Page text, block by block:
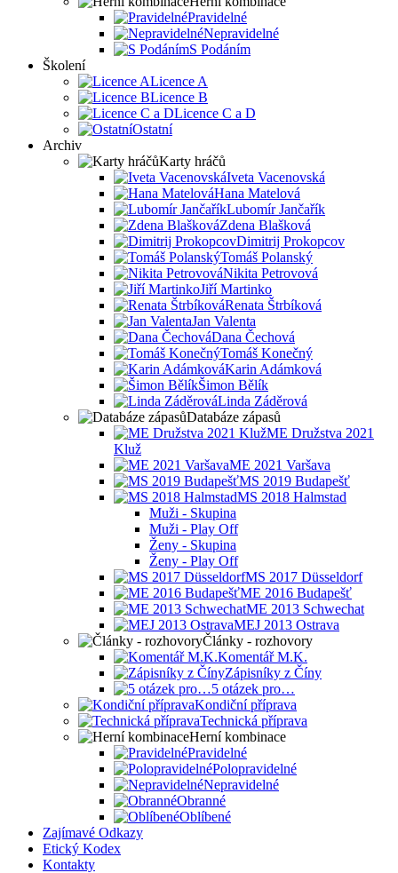
Pravidelné
Nepravidelné
S Podáním
Školení
Licence A
Licence B
Licence C a D
Ostatní
Archiv
Karty hráčů
Iveta Vacenovská
Hana Matelová
Lubomír Jančařík
Zdena Blašková
Dimitrij Prokopcov
Tomáš Polanský
Nikita Petrovová
Jiří Martinko
Renata Štrbíková
Jan Valenta
Dana Čechová
Tomáš Konečný
Karin Adámková
Šimon Bělík
Linda Záděrová
Databáze zápasů
ME Družstva 2021
Kluž
ME 2021 Varšava
MS 2019 Budapešť
MS 2018 Halmstad
Muži - Skupina
Muži - Play Off
Ženy - Skupina
Ženy - Play Off
MS 2017 Düsseldorf
ME 2016 Budapešť
ME 2013 Schwechat
MEJ 2013 Ostrava
Články - rozhovory
Komentář M.K.
Zápisníky z Číny
5 otázek pro…
Kondiční příprava
Technická příprava
Herní kombinace
Pravidelné
Polopravidelné
Nepravidelné
Obranné
Oblíbené
Zajímavé Odkazy
Etický Kodex
Kontakty